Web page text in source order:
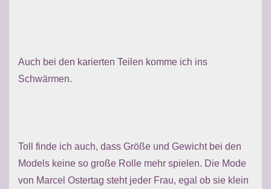
Auch bei den karierten Teilen komme ich ins
Schwärmen.
Toll finde ich auch, dass Größe und Gewicht bei den
Models keine so große Rolle mehr spielen. Die Mode
von Marcel Ostertag steht jeder Frau, egal ob sie klein